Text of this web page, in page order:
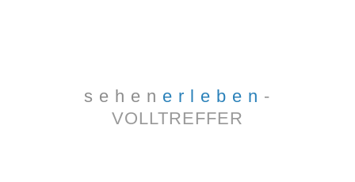
s e h e n e r l e b e n -
VOLLTREFFER